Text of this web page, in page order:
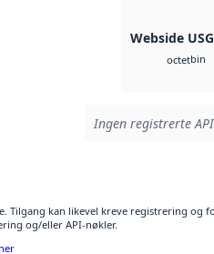
Webside
octetbin
Ingen registrerte
Tilgang kan likevel kreve registrering og
og/eller API-nøkler.